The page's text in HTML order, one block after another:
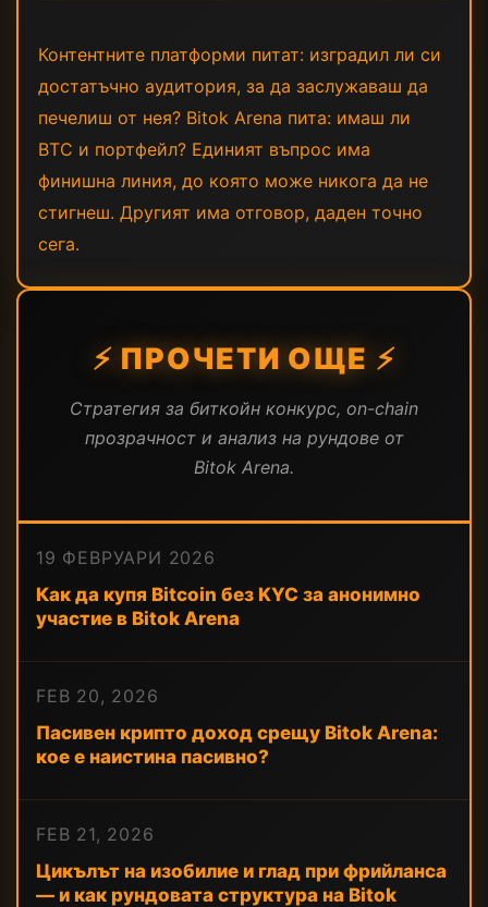
Контентните платформи питат: изградил ли си
достатъчно аудитория, за да заслужаваш да
печелиш от нея? Bitok Arena пита: имаш ли
BTC и портфейл? Единият въпрос има
финишна линия, до която може никога да не
стигнеш. Другият има отговор, даден точно
сега.
⚡ ПРОЧЕТИ ОЩЕ ⚡
Стратегия за биткойн конкурс, on-chain
прозрачност и анализ на рундове от
Bitok Arena.
19 ФЕВРУАРИ 2026
Как да купя Bitcoin без KYC за анонимно
участие в Bitok Arena
FEB 20, 2026
Пасивен крипто доход срещу Bitok Arena:
кое е наистина пасивно?
FEB 21, 2026
Цикълът на изобилие и глад при фрийланса
— и как рундовата структура на Bitok